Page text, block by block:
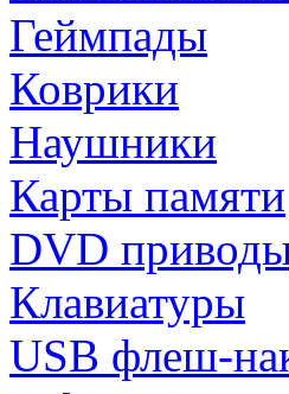
Геймпады
Коврики
Наушники
Карты памяти
DVD
Клавиатуры
USB флеш-